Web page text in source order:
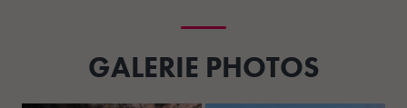
GALERIE PHOTOS